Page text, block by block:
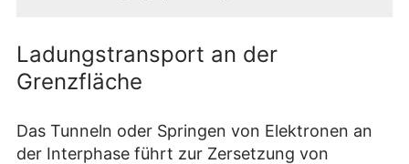
Ladungstransport an der
Grenzfläche
Das Tunneln oder Springen von Elektronen an
der Interphase führt zur Zersetzung von